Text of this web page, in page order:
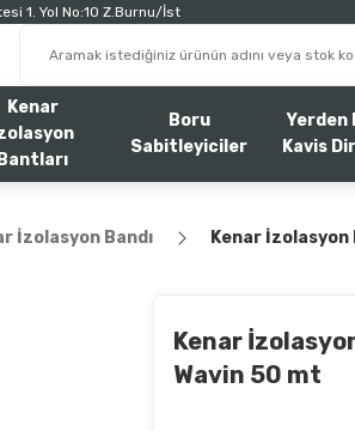
1. Yol No:10 Z.Burnu/İst
Kenar
Bantları
Boru
Sabitleyiciler
Yerden
Kavis
İzolasyon Bandı Kenar İzolasyon
Kenar
Wavin 50 mt